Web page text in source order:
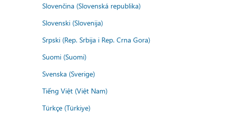
Slovenčina (Slovenská republika)
Slovenski (Slovenija)
Srpski (Rep. Srbija i Rep. Crna Gora)
Suomi (Suomi)
Svenska (Sverige)
Tiếng Việt (Việt Nam)
Türkçe (Türkiye)